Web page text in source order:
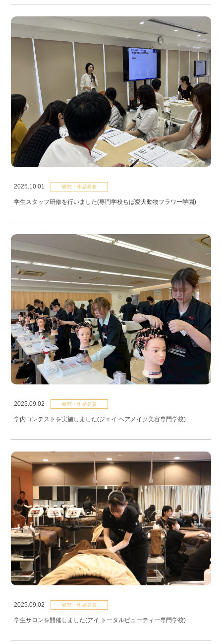
2025.10.01 研究・作品発表
学生スタッフ研修を行いました(専門学校ちば愛犬動物フラワー学園)
2025.09.02 研究・作品発表
学内コンテストを実施しました(ジェイ ヘアメイク美容専門学校)
2025.09.02 研究・作品発表
学生サロンを開催しました(アイ トータルビューティー専門学校)